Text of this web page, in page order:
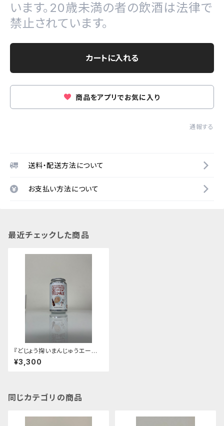
います。20歳未満の者の飲酒は法律で
禁止されています。
カートに入れる
商品をアプリでお気に入り
通報する
送料・配送方法について
お支払い方法について
最近チェックした商品
『どじょう掬いまんじゅうエール』
【４本セット】スタイル：ベルジャ
ン
¥3,300
同じカテゴリの商品